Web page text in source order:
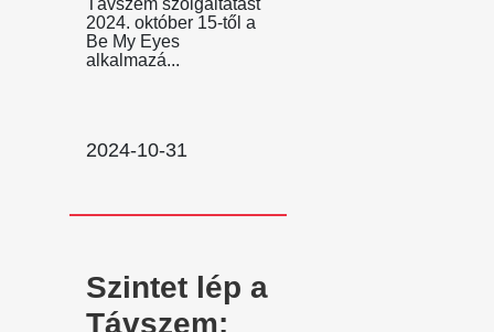
Távszem szolgáltatást
2024. október 15-től a
Be My Eyes
alkalmazá...
2024-10-31
Szintet lép a
Távszem: